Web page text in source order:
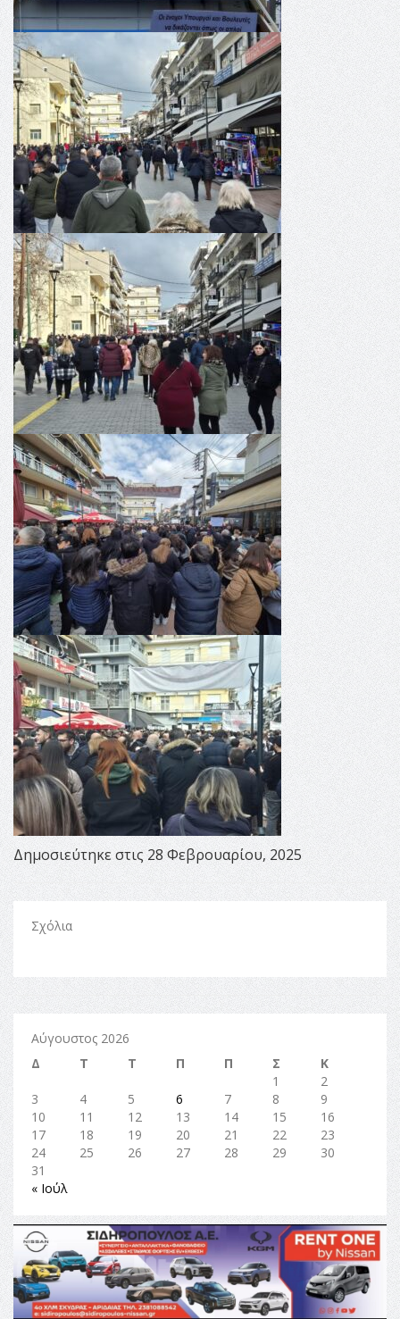
Δημοσιεύτηκε στις 28 Φεβρουαρίου, 2025
Σχόλια
Αύγουστος 2026
Δ
Τ Τ Π Π Σ
Κ
1
2
3
4 5 6 7 8
9
10
11 12 13 14 15
16
17
18 19 20 21 22
23
24
25 26 27 28 29
30
31
« Ιούλ